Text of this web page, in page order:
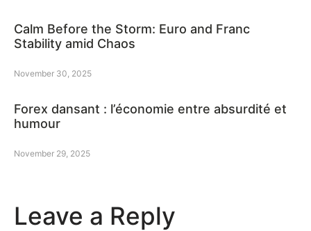
Calm Before the Storm: Euro and Franc
Stability amid Chaos
November 30, 2025
Forex dansant : l’économie entre absurdité et
humour
November 29, 2025
Leave a Reply